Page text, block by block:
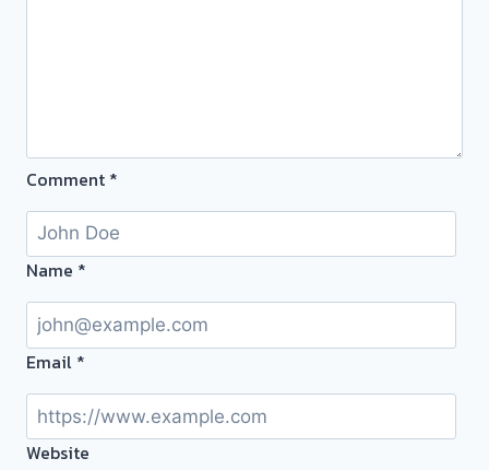
Comment *
Name *
Email *
Website